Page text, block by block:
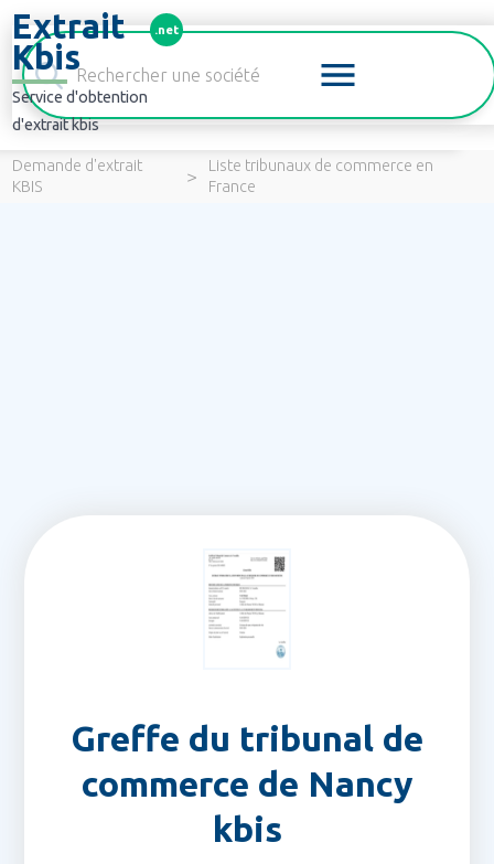
Extrait
Kbis
.net
Service d'obtention
d'extrait kbis
Demande d'extrait
KBIS
>
Liste tribunaux de commerce en
France
Greffe du tribunal de
commerce de Nancy
kbis
Panneau de gestion des cookies